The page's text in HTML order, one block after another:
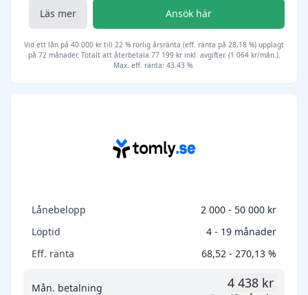
Läs mer Ansök här
Vid ett lån på 40 000 kr till 22 % rörlig årsränta (eff. ränta på 28,18 %) upplagt
på 72 månader. Totalt att återbetala 77 199 kr inkl. avgifter. (1 064 kr/mån.).
Max. eff. ränta: 43.43 %.
Lånebelopp
2 000 - 50 000 kr
Löptid
4 - 19 månader
Eff. ränta
68,52 - 270,13 %
Mån. betalning 4 438 kr